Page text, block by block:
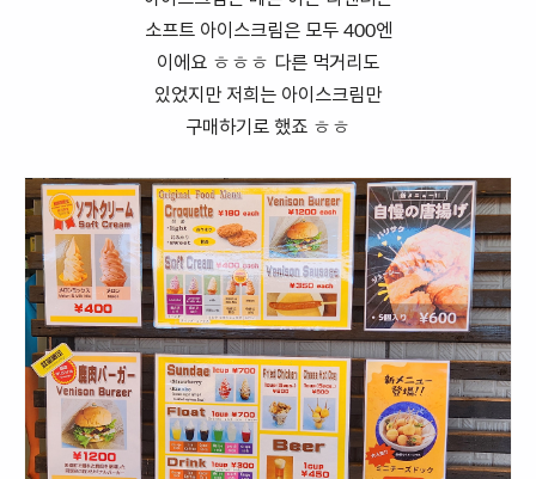
소프트 아이스크림은 모두 400엔
이에요 ㅎㅎㅎ 다른 먹거리도
있었지만 저희는 아이스크림만
구매하기로 했죠 ㅎㅎ